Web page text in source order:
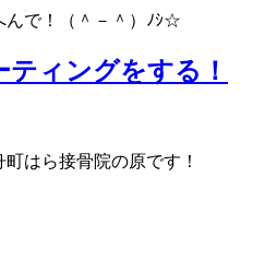
んで！（＾－＾）ﾉｼ☆
ィングをする！
はら接骨院の原です！